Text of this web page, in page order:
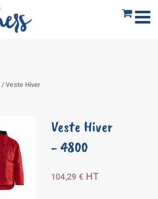
/Veste Hiver
Veste Hiver
- 4800
104,29 € HT